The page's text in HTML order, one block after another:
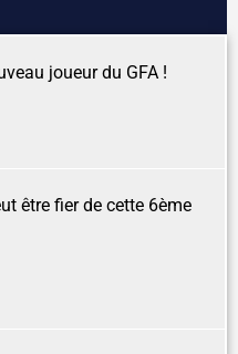
joueur du GFA !
être fier de cette 6ème